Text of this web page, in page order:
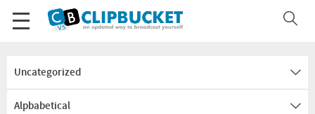
Uncategorized
Alpbabetical